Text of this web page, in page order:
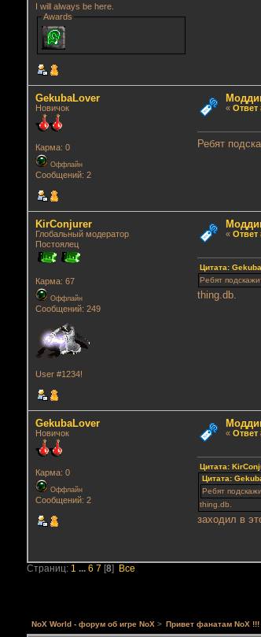
I will always be here.
Awards
GekubaLover
Новичок
Карма: 0
Оффлайн
Сообщений: 2
« Ответ
Ребят
KirConjurer
Глобальный модератор
Постоялец
Карма: 67
Оффлайн
Сообщений: 249
User #1234!
« Ответ
Цитата:
Ребят
thing.db.
GekubaLover
Новичок
Карма: 0
Оффлайн
Сообщений: 2
« Ответ
Цитата:
Цитата:
Ребят
thing.db.
заходил в
Страниц: 1 ... 6 7 [8] Все
NoX World - форум об игре NoX > Привет фанатам NoX !!!